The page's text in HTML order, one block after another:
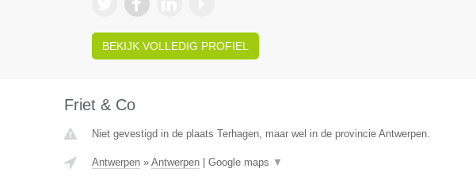
BEKIJK VOLLEDIG PROFIEL
Friet & Co
Niet gevestigd in de plaats Terhagen, maar wel in de provincie Antwerpen.
Antwerpen» Antwerpen| Google maps ▼